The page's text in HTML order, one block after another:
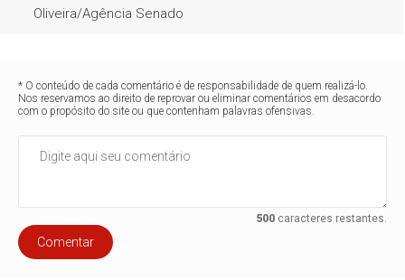
Oliveira/Agência Senado
* O conteúdo de cada comentário é de responsabilidade de quem realizá-lo.
Nos reservamos ao direito de reprovar ou eliminar comentários em desacordo
com o propósito do site ou que contenham palavras ofensivas.
500caracteres restantes.
Comentar